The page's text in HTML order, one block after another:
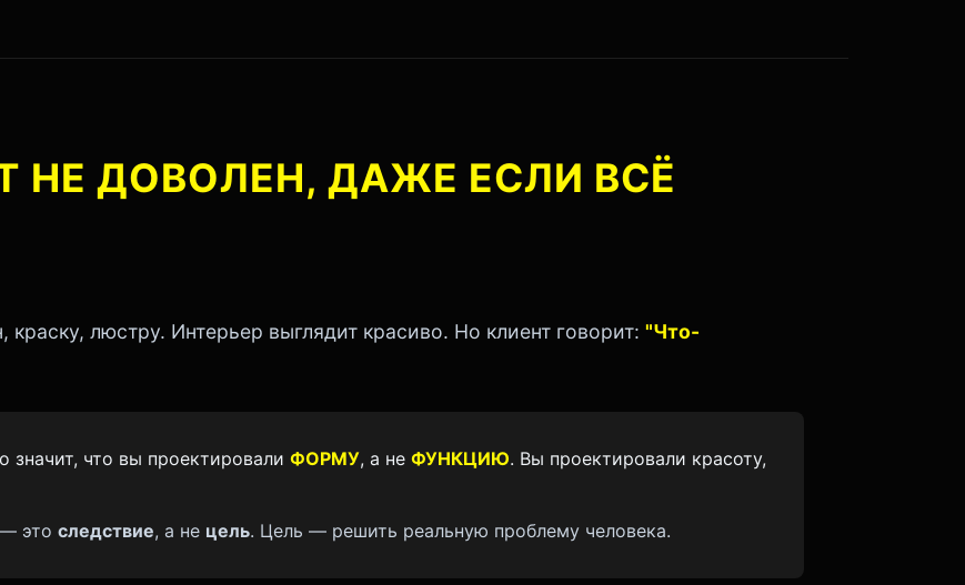
НЕ ДОВОЛЕН, ДАЖЕ ЕСЛИ ВСЁ
люстру. Интерьер выглядит красиво. Но клиент говорит: "Что-
значит, что вы проектировали ФОРМУ, а не ФУНКЦИЮ. Вы проектировали красоту,
это следствие, а не цель. Цель — решить реальную проблему человека.